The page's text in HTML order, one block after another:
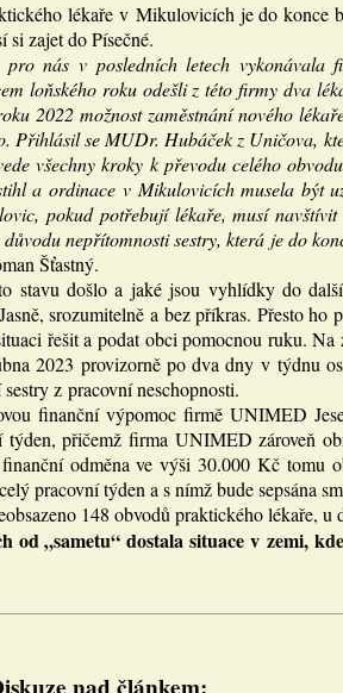
lékaře v Mikulovicích je do konce
si zajet do Písečné.
pro nás v posledních letech
loňského roku odešli z této firmy dva
2022 možnost zaměstnání nového
Přihlásil se MUDr. Hubáček z Uničova,
všechny kroky k převodu celého
a ordinace v Mikulovicích musela být
pokud potřebují lékaře, musí
nepřítomnosti sestry, která je do
Šťastný.
stavu došlo a jaké jsou vyhlídky do
srozumitelně a bez příkras. Přesto
řešit a podat obci pomocnou ruku.
2023 provizorně po dva dny v týdnu
z pracovní neschopnosti.
finanční výpomoc firmě UNIMED
přičemž firma UNIMED zároveň
odměna ve výši 30.000 Kč tomu
pracovní týden a s nímž bude sepsána
148 obvodů praktického lékaře, u
„sametu“ dostala situace v zemi,